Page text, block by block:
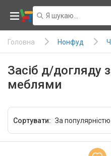
Головна Нонфуд
Засіб д/догляду
меблями
Сортувати: